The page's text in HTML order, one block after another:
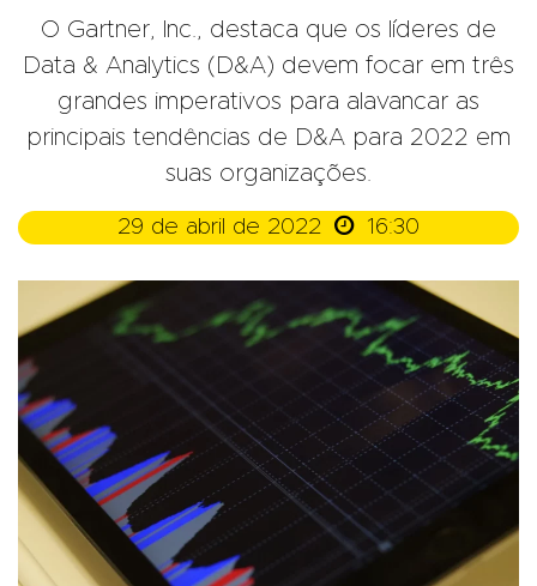
O Gartner, Inc., destaca que os líderes de
Data & Analytics (D&A) devem focar em três
grandes imperativos para alavancar as
principais tendências de D&A para 2022 em
suas organizações.
29 de abril de 2022  16:30